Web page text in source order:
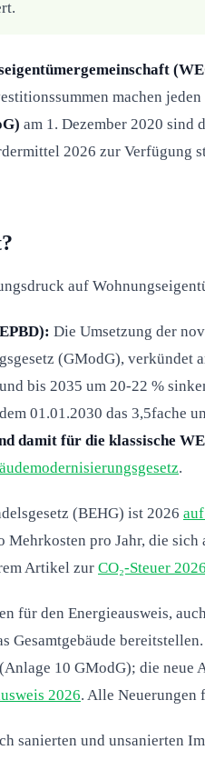
machen
am 1. Dezember 2020 sind
2026 zur Verfügung
auf
Die Umsetzung der
(GModG), verkündet
bis 2035 um 20-22 %
01.01.2030 das 3,5fache
damit für die klassische
.
(BEHG) ist 2026
pro Jahr, die
Artikel zur CO₂-Steuer 2026
für den Energieausweis,
Gesamtgebäude
10 GModG); die
2026. Alle Neuerungen
sanierten und unsanierten